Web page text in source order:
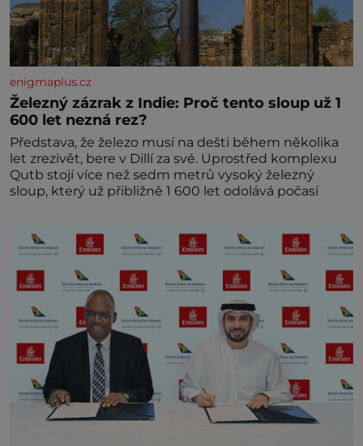
enigmaplus.cz
Železný zázrak z Indie: Proč tento sloup už 1
600 let nezná rez?
Představa, že železo musí na dešti během několika
let zrezivět, bere v Dillí za své. Uprostřed komplexu
Qutb stojí více než sedm metrů vysoký železný
sloup, který už přibližně 1 600 let odolává počasí